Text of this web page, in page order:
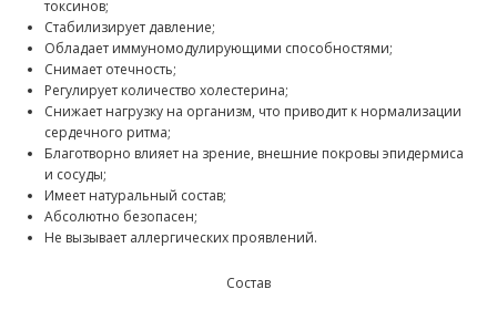
токсинов;
Стабилизирует давление;
Обладает иммуномодулирующими способностями;
Снимает отечность;
Регулирует количество холестерина;
Снижает нагрузку на организм, что приводит к нормализации
сердечного ритма;
Благотворно влияет на зрение, внешние покровы эпидермиса
и сосуды;
Имеет натуральный состав;
Абсолютно безопасен;
Не вызывает аллергических проявлений.
Состав